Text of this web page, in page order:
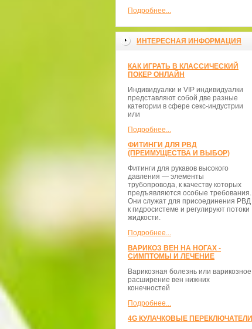
Подробнее...
ИНТЕРЕСНАЯ ИНФОРМАЦИЯ
КАК ИГРАТЬ В КЛАССИЧЕСКИЙ
ПОКЕР ОНЛАЙН
Индивидуалки и VIP индивидуалки
представляют собой две разные
категории в сфере секс-индустрии
или
Подробнее...
ФИТИНГИ ДЛЯ РВД
(ПРЕИМУЩЕСТВА И ВЫБОР)
Фитинги для рукавов высокого
давления — элементы
трубопровода, к качеству которых
предъявляются особые требования.
Они служат для присоединения РВД
к гидросистеме и регулируют потоки
жидкости.
Подробнее...
ВАРИКОЗ ВЕН НА НОГАХ -
СИМПТОМЫ И ЛЕЧЕНИЕ
Варикозная болезнь или варикозное
расширение вен нижних
конечностей
Подробнее...
4G КУЛАЧКОВЫЕ ПЕРЕКЛЮЧАТЕЛИ